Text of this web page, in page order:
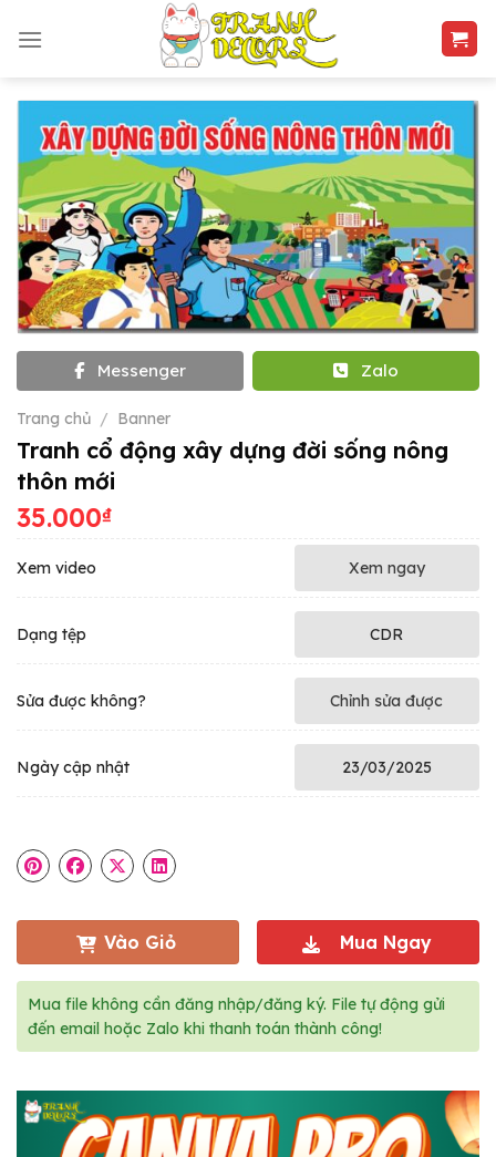
Messenger Zalo
Trang chủ / Banner
Tranh cổ động xây dựng đời sống nông
thôn mới
35.000₫
Xem video Xem ngay
Dạng tệp CDR
Sửa được không? Chỉnh sửa được
Ngày cập nhật 23/03/2025
Vào Giỏ Mua Ngay
Mua file không cần đăng nhập/đăng ký. File tự động gửi
đến email hoặc Zalo khi thanh toán thành công!